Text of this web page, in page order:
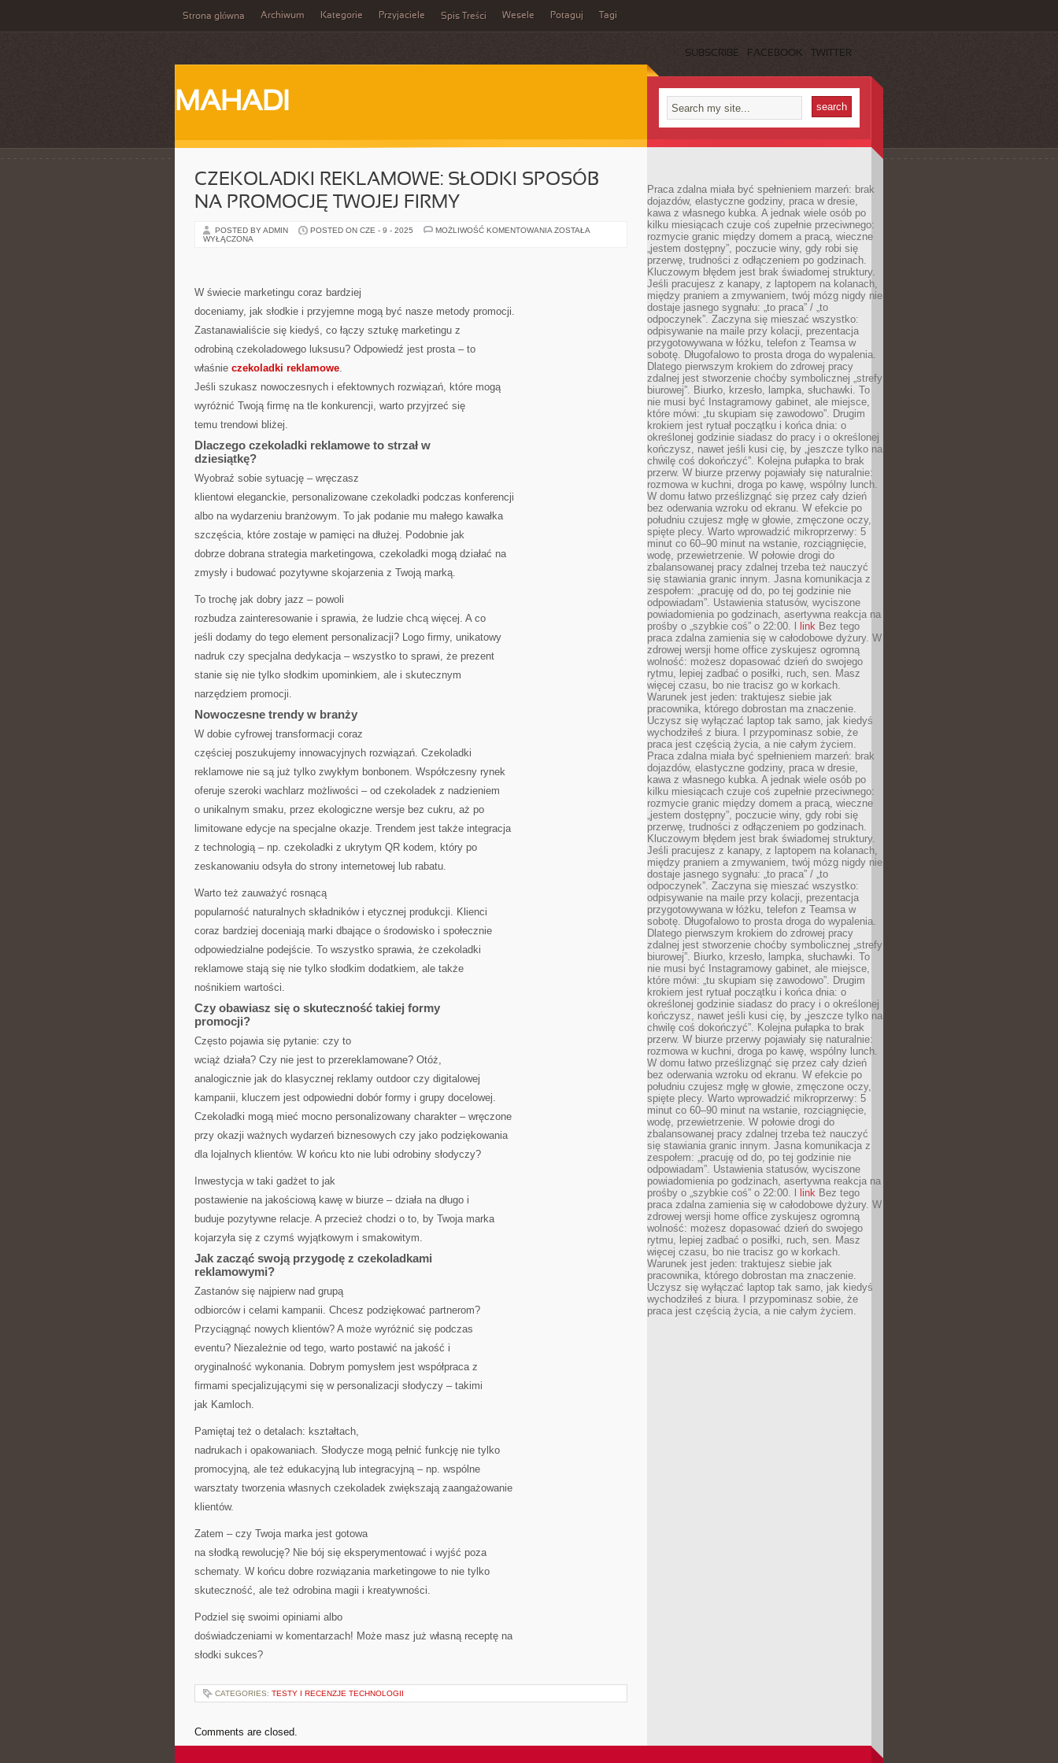
Strona główna Archiwum Kategorie Przyjaciele Spis Treści Wesele Potaguj Tagi
SUBSCRIBE FACEBOOK TWITTER
MAHADI
CZEKOLADKI REKLAMOWE: SŁODKI SPOSÓB
NA PROMOCJĘ TWOJEJ FIRMY
POSTED BY ADMIN POSTED ON CZE - 9 - 2025 MOŻLIWOŚĆ KOMENTOWANIA CZEKOLADKI
ZOSTAŁA
WYŁĄCZONA
W świecie marketingu coraz bardziej
doceniamy, jak słodkie i przyjemne mogą być nasze metody promocji.
Zastanawialiście się kiedyś, co łączy sztukę marketingu z
odrobiną czekoladowego luksusu? Odpowiedź jest prosta – to
właśnie czekoladki reklamowe.
Jeśli szukasz nowoczesnych i efektownych rozwiązań, które mogą
wyróżnić Twoją firmę na tle konkurencji, warto przyjrzeć się
temu trendowi bliżej.
Dlaczego czekoladki reklamowe to strzał w
dziesiątkę?
Wyobraź sobie sytuację – wręczasz
klientowi eleganckie, personalizowane czekoladki podczas konferencji
albo na wydarzeniu branżowym. To jak podanie mu małego kawałka
szczęścia, które zostaje w pamięci na dłużej. Podobnie jak
dobrze dobrana strategia marketingowa, czekoladki mogą działać na
zmysły i budować pozytywne skojarzenia z Twoją marką.
To trochę jak dobry jazz – powoli
rozbudza zainteresowanie i sprawia, że ludzie chcą więcej. A co
jeśli dodamy do tego element personalizacji? Logo firmy, unikatowy
nadruk czy specjalna dedykacja – wszystko to sprawi, że prezent
stanie się nie tylko słodkim upominkiem, ale i skutecznym
narzędziem promocji.
Nowoczesne trendy w branży
W dobie cyfrowej transformacji coraz
częściej poszukujemy innowacyjnych rozwiązań. Czekoladki
reklamowe nie są już tylko zwykłym bonbonem. Współczesny rynek
oferuje szeroki wachlarz możliwości – od czekoladek z nadzieniem
o unikalnym smaku, przez ekologiczne wersje bez cukru, aż po
limitowane edycje na specjalne okazje. Trendem jest także integracja
z technologią – np. czekoladki z ukrytym QR kodem, który po
zeskanowaniu odsyła do strony internetowej lub rabatu.
Warto też zauważyć rosnącą
popularność naturalnych składników i etycznej produkcji. Klienci
coraz bardziej doceniają marki dbające o środowisko i społecznie
odpowiedzialne podejście. To wszystko sprawia, że czekoladki
reklamowe stają się nie tylko słodkim dodatkiem, ale także
nośnikiem wartości.
Czy obawiasz się o skuteczność takiej formy
promocji?
Często pojawia się pytanie: czy to
wciąż działa? Czy nie jest to przereklamowane? Otóż,
analogicznie jak do klasycznej reklamy outdoor czy digitalowej
kampanii, kluczem jest odpowiedni dobór formy i grupy docelowej.
Czekoladki mogą mieć mocno personalizowany charakter – wręczone
przy okazji ważnych wydarzeń biznesowych czy jako podziękowania
dla lojalnych klientów. W końcu kto nie lubi odrobiny słodyczy?
Inwestycja w taki gadżet to jak
postawienie na jakościową kawę w biurze – działa na długo i
buduje pozytywne relacje. A przecież chodzi o to, by Twoja marka
kojarzyła się z czymś wyjątkowym i smakowitym.
Jak zacząć swoją przygodę z czekoladkami
reklamowymi?
Zastanów się najpierw nad grupą
odbiorców i celami kampanii. Chcesz podziękować partnerom?
Przyciągnąć nowych klientów? A może wyróżnić się podczas
eventu? Niezależnie od tego, warto postawić na jakość i
oryginalność wykonania. Dobrym pomysłem jest współpraca z
firmami specjalizującymi się w personalizacji słodyczy – takimi
jak Kamloch.
Pamiętaj też o detalach: kształtach,
nadrukach i opakowaniach. Słodycze mogą pełnić funkcję nie tylko
promocyjną, ale też edukacyjną lub integracyjną – np. wspólne
warsztaty tworzenia własnych czekoladek zwiększają zaangażowanie
klientów.
Zatem – czy Twoja marka jest gotowa
na słodką rewolucję? Nie bój się eksperymentować i wyjść poza
schematy. W końcu dobre rozwiązania marketingowe to nie tylko
skuteczność, ale też odrobina magii i kreatywności.
Podziel się swoimi opiniami albo
doświadczeniami w komentarzach! Może masz już własną receptę na
słodki sukces?
CATEGORIES: TESTY I RECENZJE TECHNOLOGII
Comments are closed.
Praca zdalna miała być spełnieniem marzeń: brak
dojazdów, elastyczne godziny, praca w dresie,
kawa z własnego kubka. A jednak wiele osób po
kilku miesiącach czuje coś zupełnie przeciwnego:
rozmycie granic między domem a pracą, wieczne
„jestem dostępny”, poczucie winy, gdy robi się
przerwę, trudności z odłączeniem po godzinach.
Kluczowym błędem jest brak świadomej struktury.
Jeśli pracujesz z kanapy, z laptopem na kolanach,
między praniem a zmywaniem, twój mózg nigdy nie
dostaje jasnego sygnału: „to praca” / „to
odpoczynek”. Zaczyna się mieszać wszystko:
odpisywanie na maile przy kolacji, prezentacja
przygotowywana w łóżku, telefon z Teamsa w
sobotę. Długofalowo to prosta droga do wypalenia.
Dlatego pierwszym krokiem do zdrowej pracy
zdalnej jest stworzenie choćby symbolicznej „strefy
biurowej”. Biurko, krzesło, lampka, słuchawki. To
nie musi być Instagramowy gabinet, ale miejsce,
które mówi: „tu skupiam się zawodowo”. Drugim
krokiem jest rytuał początku i końca dnia: o
określonej godzinie siadasz do pracy i o określonej
kończysz, nawet jeśli kusi cię, by „jeszcze tylko na
chwilę coś dokończyć”. Kolejna pułapka to brak
przerw. W biurze przerwy pojawiały się naturalnie:
rozmowa w kuchni, droga po kawę, wspólny lunch.
W domu łatwo prześlizgnąć się przez cały dzień
bez oderwania wzroku od ekranu. W efekcie po
południu czujesz mgłę w głowie, zmęczone oczy,
spięte plecy. Warto wprowadzić mikroprzerwy: 5
minut co 60–90 minut na wstanie, rozciągnięcie,
wodę, przewietrzenie. W połowie drogi do
zbalansowanej pracy zdalnej trzeba też nauczyć
się stawiania granic innym. Jasna komunikacja z
zespołem: „pracuję od do, po tej godzinie nie
odpowiadam”. Ustawienia statusów, wyciszone
powiadomienia po godzinach, asertywna reakcja na
prośby o „szybkie coś” o 22:00. l
link Bez tego
praca zdalna zamienia się w całodobowe dyżury. W
zdrowej wersji home office zyskujesz ogromną
wolność: możesz dopasować dzień do swojego
rytmu, lepiej zadbać o posiłki, ruch, sen. Masz
więcej czasu, bo nie tracisz go w korkach.
Warunek jest jeden: traktujesz siebie jak
pracownika, którego dobrostan ma znaczenie.
Uczysz się wyłączać laptop tak samo, jak kiedyś
wychodziłeś z biura. I przypominasz sobie, że
praca jest częścią życia, a nie całym życiem.
Praca zdalna miała być spełnieniem marzeń: brak
dojazdów, elastyczne godziny, praca w dresie,
kawa z własnego kubka. A jednak wiele osób po
kilku miesiącach czuje coś zupełnie przeciwnego:
rozmycie granic między domem a pracą, wieczne
„jestem dostępny”, poczucie winy, gdy robi się
przerwę, trudności z odłączeniem po godzinach.
Kluczowym błędem jest brak świadomej struktury.
Jeśli pracujesz z kanapy, z laptopem na kolanach,
między praniem a zmywaniem, twój mózg nigdy nie
dostaje jasnego sygnału: „to praca” / „to
odpoczynek”. Zaczyna się mieszać wszystko:
odpisywanie na maile przy kolacji, prezentacja
przygotowywana w łóżku, telefon z Teamsa w
sobotę. Długofalowo to prosta droga do wypalenia.
Dlatego pierwszym krokiem do zdrowej pracy
zdalnej jest stworzenie choćby symbolicznej „strefy
biurowej”. Biurko, krzesło, lampka, słuchawki. To
nie musi być Instagramowy gabinet, ale miejsce,
które mówi: „tu skupiam się zawodowo”. Drugim
krokiem jest rytuał początku i końca dnia: o
określonej godzinie siadasz do pracy i o określonej
kończysz, nawet jeśli kusi cię, by „jeszcze tylko na
chwilę coś dokończyć”. Kolejna pułapka to brak
przerw. W biurze przerwy pojawiały się naturalnie:
rozmowa w kuchni, droga po kawę, wspólny lunch.
W domu łatwo prześlizgnąć się przez cały dzień
bez oderwania wzroku od ekranu. W efekcie po
południu czujesz mgłę w głowie, zmęczone oczy,
spięte plecy. Warto wprowadzić mikroprzerwy: 5
minut co 60–90 minut na wstanie, rozciągnięcie,
wodę, przewietrzenie. W połowie drogi do
zbalansowanej pracy zdalnej trzeba też nauczyć
się stawiania granic innym. Jasna komunikacja z
zespołem: „pracuję od do, po tej godzinie nie
odpowiadam”. Ustawienia statusów, wyciszone
powiadomienia po godzinach, asertywna reakcja na
prośby o „szybkie coś” o 22:00. l
link Bez tego
praca zdalna zamienia się w całodobowe dyżury. W
zdrowej wersji home office zyskujesz ogromną
wolność: możesz dopasować dzień do swojego
rytmu, lepiej zadbać o posiłki, ruch, sen. Masz
więcej czasu, bo nie tracisz go w korkach.
Warunek jest jeden: traktujesz siebie jak
pracownika, którego dobrostan ma znaczenie.
Uczysz się wyłączać laptop tak samo, jak kiedyś
wychodziłeś z biura. I przypominasz sobie, że
praca jest częścią życia, a nie całym życiem.